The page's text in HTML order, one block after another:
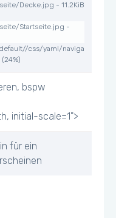
Decke.jpg - 11.2KiB
Startseite.jpg -
css/yaml/naviga
bspw
initial-scale=1">
für ein